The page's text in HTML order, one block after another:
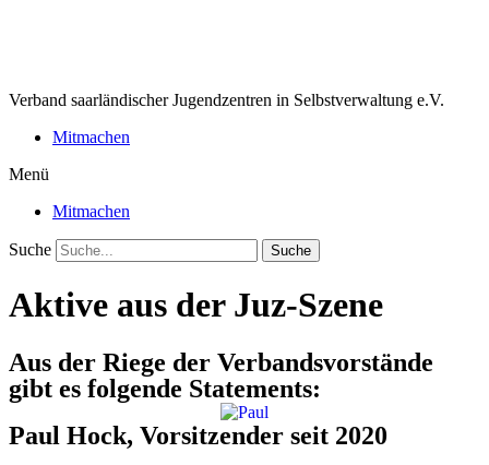
Verband saarländischer Jugendzentren in Selbstverwaltung e.V.
Mitmachen
Menü
Mitmachen
Suche Suche
Aktive aus der Juz-Szene
Aus der Riege der Verbandsvorstände
gibt es folgende Statements:
Paul Hock, Vorsitzender seit 2020